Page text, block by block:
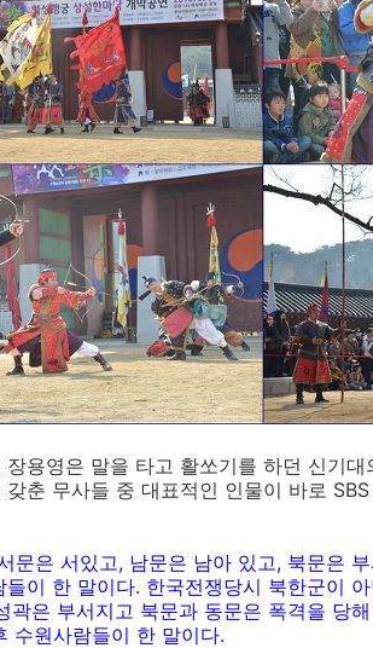
장용영은 말을 타고 활쏘기를 하던 신기
춘 무사들 중 대표적인 인물이 바로
문은 서있고, 남문은 남아 있고, 북문은
들이 한 말이다. 한국전쟁당시 북한군이
곽은 부서지고 북문과 동문은 폭격을 당해
수원사람들이 한 말이다.